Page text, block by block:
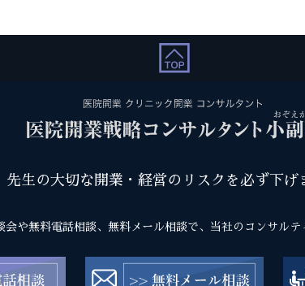
先生の大切な開業・経営のリスクを必ず下げ
や無料電話相談、無料メール相談で、当社のコンサルテ